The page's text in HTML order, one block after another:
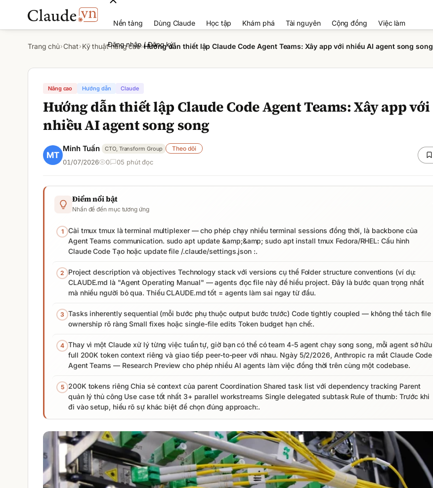
Nền tảng Dùng Claude Học tập Khám phá Tài nguyên Cộng đồng Việc làm
Đăng nhập / Đăng ký
Trang chủ› Chat › Kỹ thuật nâng cao›Hướng dẫn thiết lập Claude Code Agent Teams: Xây app với nhiều AI agent song song
Nâng cao Hướng dẫn Claude
Hướng dẫn thiết lập Claude Code Agent Teams: Xây app với
nhiều AI agent song song
Minh Tuấn CTO, Transform Group Theo dõi
01/07/2026 0 05 phút đọc
Điểm nổi bật
Nhấn để đến mục tương ứng
1
Cài tmux tmux là terminal multiplexer — cho phép chạy nhiều terminal sessions đồng thời, là backbone của
Agent Teams communication. sudo apt update &amp;&amp; sudo apt install tmux Fedora/RHEL: Cấu hình
Claude Code Tạo hoặc update file /.claude/settings.json :.
2
Project description và objectives Technology stack với versions cụ thể Folder structure conventions (ví dụ:
CLAUDE.md là "Agent Operating Manual" — agents đọc file này để hiểu project. Đây là bước quan trọng nhất
mà nhiều người bỏ qua. Thiếu CLAUDE.md tốt = agents làm sai ngay từ đầu.
3 Tasks inherently sequential (mỗi bước phụ thuộc output bước trước) Code tightly coupled — không thể tách file
ownership rõ ràng Small fixes hoặc single-file edits Token budget hạn chế:.
4 Thay vì một Claude xử lý từng việc tuần tự, giờ bạn có thể có team 4-5 agent chạy song song, mỗi agent sở hữu
full 200K token context riêng và giao tiếp peer-to-peer với nhau. Ngày 5/2/2026, Anthropic ra mắt Claude Code
Agent Teams — Research Preview cho phép nhiều AI agents làm việc đồng thời trên cùng một codebase.
5
200K tokens riêng Chia sẻ context của parent Coordination Shared task list với dependency tracking Parent
quản lý thủ công Use case tốt nhất 3+ parallel workstreams Single delegated subtask Rule of thumb: Trước khi
đi vào setup, hiểu rõ sự khác biệt để chọn đúng approach:.